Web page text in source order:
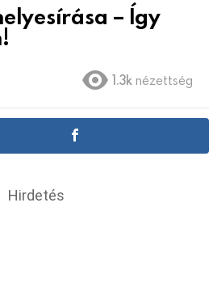
– Így
1.3k nézettség
Hirdetés